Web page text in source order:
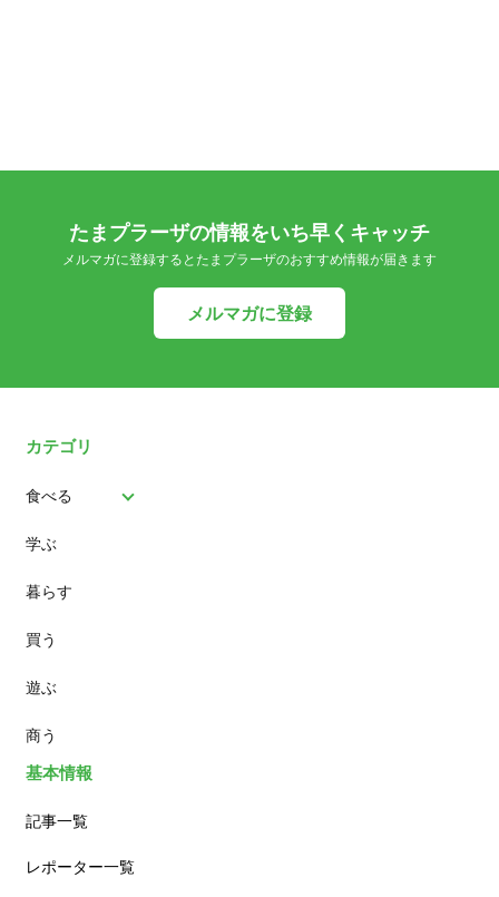
たまプラーザの情報をいち早くキャッチ
メルマガに登録するとたまプラーザのおすすめ情報が届きます
メルマガに登録
カテゴリ
食べる
パン
スイーツ
ランチ
カフェ
学ぶ
暮らす
買う
遊ぶ
商う
基本情報
記事一覧
レポーター一覧